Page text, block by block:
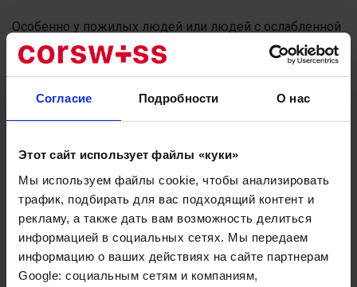
Согласие Подробности О нас
Этот сайт использует файлы «куки»
Мы используем файлы cookie, чтобы анализировать
трафик, подбирать для вас подходящий контент и
рекламу, а также дать вам возможность делиться
информацией в социальных сетях. Мы передаем
информацию о ваших действиях на сайте партнерам
Google: социальным сетям и компаниям,
Особенно у пожилых людей или людей с ослабленной
иммунной системой высокая температура и
выраженные признаки болезни часто
проявляться такие симптомы, как спутанность
сознания и дезориентация.
Вакцинация от гриппа
Настоящий вирусный грипп (грипп) – это не простая
простуда, а серьезное заболевание. В частности,
следует вакцинировать хронически больных , лиц
старше 60 лет и беременных женщин , так как эти
группы населения имеют повышенный риск развития